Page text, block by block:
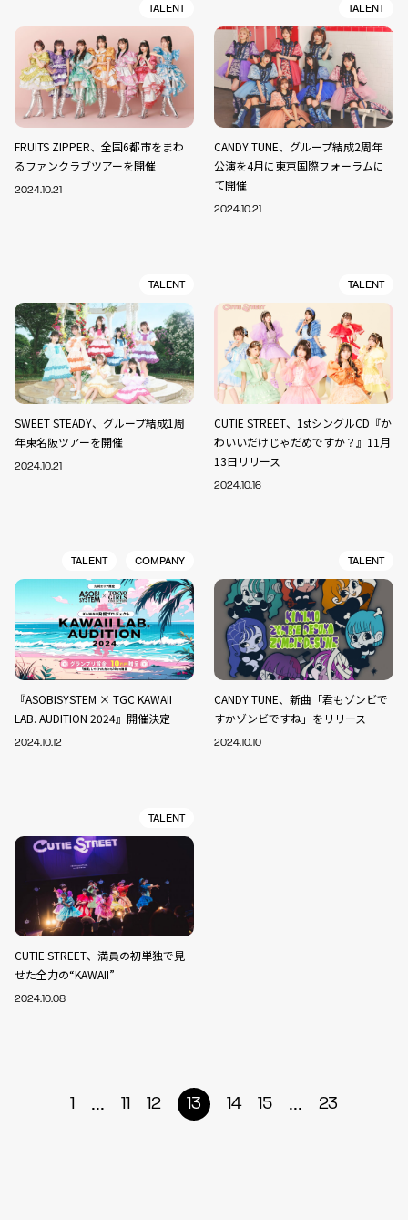
TALENT
FRUITS ZIPPER、全国6都市をまわ
るファンクラブツアーを開催
2024.10.21
TALENT
CANDY TUNE、グループ結成2周年
公演を4月に東京国際フォーラムに
て開催
2024.10.21
TALENT
SWEET STEADY、グループ結成1周
年東名阪ツアーを開催
2024.10.21
TALENT
CUTIE STREET、1stシングルCD『か
わいいだけじゃだめですか？』11月
13日リリース
2024.10.16
TALENT COMPANY
『ASOBISYSTEM × TGC KAWAII
LAB. AUDITION 2024』開催決定
2024.10.12
TALENT
CANDY TUNE、新曲「君もゾンビで
すかゾンビですね」をリリース
2024.10.10
TALENT
CUTIE STREET、満員の初単独で見
せた全力の“KAWAII”
2024.10.08
1 ... 11 12 13 14 15 ... 23